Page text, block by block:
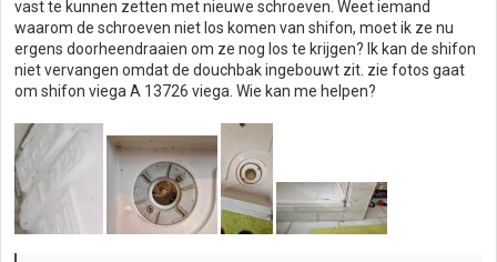
vast te kunnen zetten met nieuwe schroeven. Weet iemand
waarom de schroeven niet los komen van shifon, moet ik ze nu
ergens doorheendraaien om ze nog los te krijgen? Ik kan de shifon
niet vervangen omdat de douchbak ingebouwt zit. zie fotos gaat
om shifon viega A 13726 viega. Wie kan me helpen?